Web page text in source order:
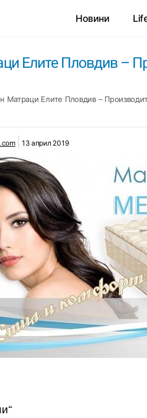
Новини
Елите Пловдив –
Матраци Елите Пловдив –
13 април 2019